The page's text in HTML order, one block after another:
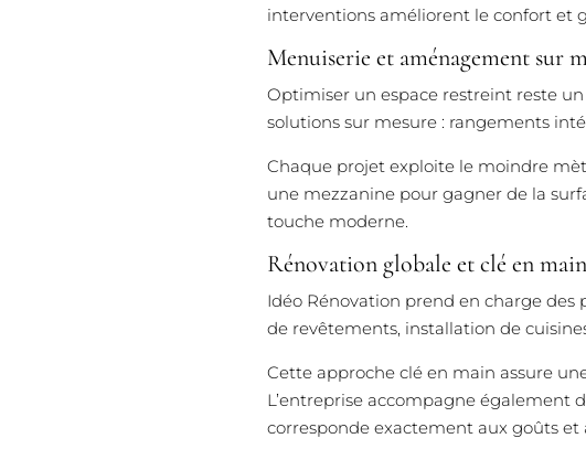
interventions améliorent le confort et
Menuiserie et aménagement sur
Optimiser un espace restreint reste
solutions sur mesure : rangements
Chaque projet exploite le moindre
une mezzanine pour gagner de la
touche moderne.
Rénovation globale et clé en
Idéo Rénovation prend en charge des
de revêtements, installation de
Cette approche clé en main assure
L’entreprise accompagne également
corresponde exactement aux goûts et